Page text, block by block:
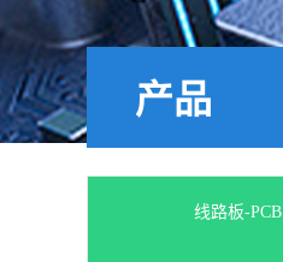
产品
线路板-PCB